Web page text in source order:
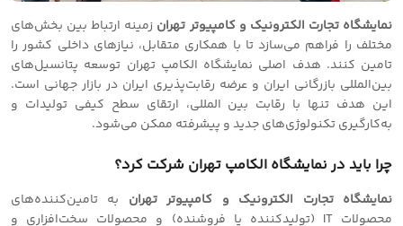
نمایشگاه تجارت الکترونیک و کامپیوتر تهران زمینه ارتباط بین بخش‌های
مختلف را فراهم می‌سازد تا با همکاری متقابل، نیازهای داخلی کشور را
تامین کنند. هدف اصلی نمایشگاه الکامپ تهران توسعه پتانسیل‌های
بین‌المللی بازرگانی ایران و عرضه رقابت‌پذیری ایران در بازار جهانی است.
این هدف تنها با رقابت بین المللی، ارتقای سطح کیفی تولیدات و
به‌کارگیری تکنولوژی‌های جدید و پیشرفته ممکن می‌شود.
چرا باید در نمایشگاه الکامپ تهران شرکت کرد؟
نمایشگاه تجارت الکترونیک و کامپیوتر تهران به تامین‌کننده‌های
محصولات IT (تولیدکننده یا فروشنده) و محصولات سخت‌افزاری و